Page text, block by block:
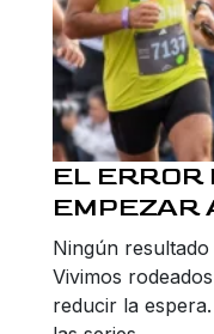
EL ERROR
EMPEZAR
Ningún
Vivimos
reducir la